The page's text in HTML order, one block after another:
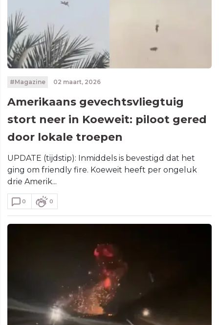
#Magazine 02 maart, 2026
Amerikaans gevechtsvliegtuig
stort neer in Koeweit: piloot gered
door lokale troepen
UPDATE (tijdstip): Inmiddels is bevestigd dat het
ging om friendly fire. Koeweit heeft per ongeluk
drie Amerik...
0 0